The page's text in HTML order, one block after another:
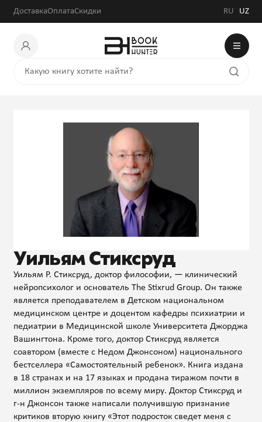
ДоставкаОплатаСкидки RU UZ
Уильям Стиксруд
Уильям Р. Стиксруд, доктор философии, — клинический
нейропсихолог и основатель The Stixrud Group. Он также
является преподавателем в Детском национальном
медицинском центре и доцентом кафедры психиатрии и
педиатрии в Медицинской школе Университета Джорджа
Вашингтона. Кроме того, доктор Стиксруд является
соавтором (вместе с Недом Джонсоном) национального
бестселлера «Самостоятельный ребенок». Книга издана
в 18 странах и на 17 языках и продана тиражом почти в
миллион экземпляров по всему миру. Доктор Стиксруд и
г-н Джонсон также написали получившую признание
критиков вторую книгу «Этот подросток сведет меня с